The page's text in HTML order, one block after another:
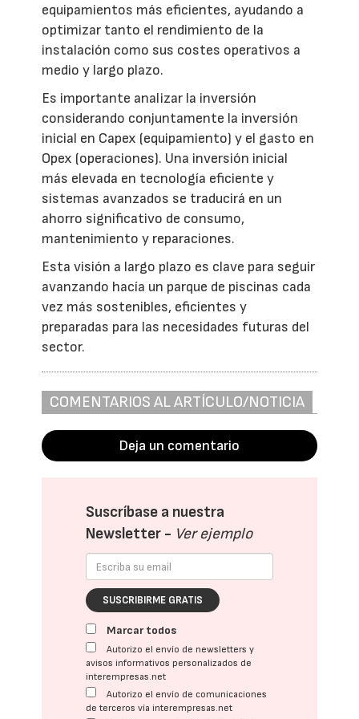
equipamientos más eficientes, ayudando a
optimizar tanto el rendimiento de la
instalación como sus costes operativos a
medio y largo plazo.
Es importante analizar la inversión
considerando conjuntamente la inversión
inicial en Capex (equipamiento) y el gasto en
Opex (operaciones). Una inversión inicial
más elevada en tecnología eficiente y
sistemas avanzados se traducirá en un
ahorro significativo de consumo,
mantenimiento y reparaciones.
Esta visión a largo plazo es clave para seguir
avanzando hacía un parque de piscinas cada
vez más sostenibles, eficientes y
preparadas para las necesidades futuras del
sector.
COMENTARIOS AL ARTÍCULO/NOTICIA
Deja un comentario
Suscríbase a nuestra
Newsletter - Ver ejemplo
SUSCRIBIRME GRATIS
Marcar todos
Autorizo el envío de newsletters y
avisos informativos personalizados de
interempresas.net
Autorizo el envío de comunicaciones
de terceros vía interempresas.net